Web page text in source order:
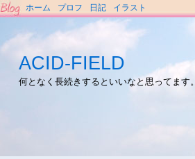
ホーム プロフ 日記 イラスト
ACID-FIELD
何となく長続きするといいなと思ってます。